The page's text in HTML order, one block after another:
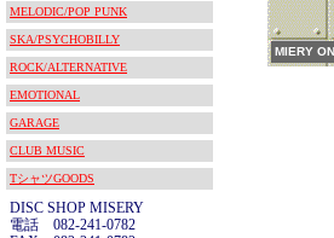
MELODIC/POP PUNK
SKA/PSYCHOBILLY
ROCK/ALTERNATIVE
EMOTIONAL
GARAGE
CLUB MUSIC
TシャツGOODS
DISC SHOP MISERY
電話 082-241-0782
MIERY